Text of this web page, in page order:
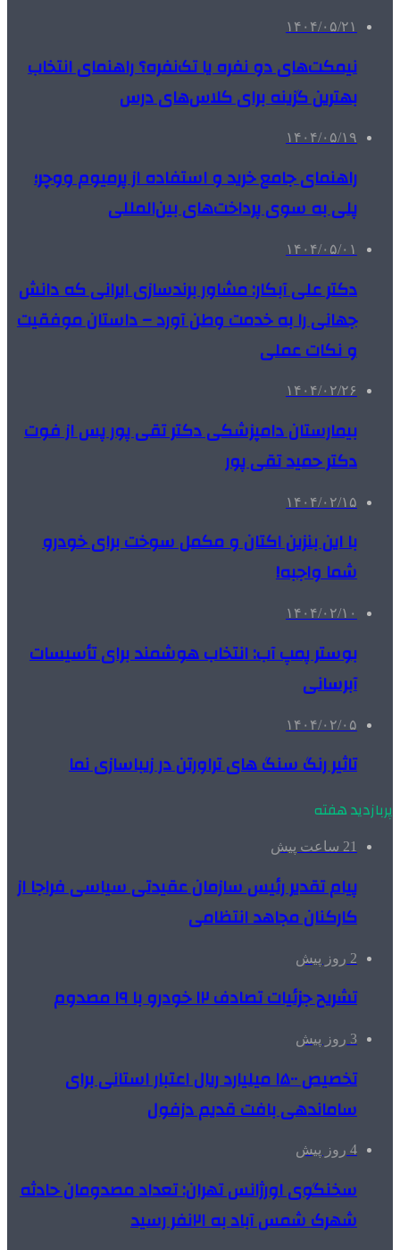
۱۴۰۴/۰۵/۲۱
نیمکت‌های دو نفره یا تک‌نفره؟ راهنمای انتخاب
بهترین گزینه برای کلاس‌های درس
۱۴۰۴/۰۵/۱۹
راهنمای جامع خرید و استفاده از پرمیوم ووچر؛
پلی به سوی پرداخت‌های بین‌المللی
۱۴۰۴/۰۵/۰۱
دکتر علی آبکار: مشاور برندسازی ایرانی که دانش
جهانی را به خدمت وطن آورد – داستان موفقیت
و نکات عملی
۱۴۰۴/۰۲/۲۶
بیمارستان دامپزشکی دکتر تقی پور پس از فوت
دکتر حمید تقی پور
۱۴۰۴/۰۲/۱۵
با این بنزین اکتان و مکمل سوخت برای خودرو
شما واجبه!
۱۴۰۴/۰۲/۱۰
بوستر پمپ آب: انتخاب هوشمند برای تأسیسات
آبرسانی
۱۴۰۴/۰۲/۰۵
تاثیر رنگ سنگ های تراورتن در زیباسازی نما
پربازدید هفته
21 ساعت پیش
پیام تقدیر رئیس سازمان عقیدتی سیاسی فراجا از
کارکنان مجاهد انتظامی
2 روز پیش
تشریح جزئیات تصادف ۱۲ خودرو با ۱۹ مصدوم
3 روز پیش
تخصیص ۱۵۰۰ میلیارد ریال اعتبار استانی برای
ساماندهی بافت قدیم دزفول
4 روز پیش
سخنگوی اورژانس تهران: تعداد مصدومان حادثه
شهرک شمس آباد به ۲۱نفر رسید